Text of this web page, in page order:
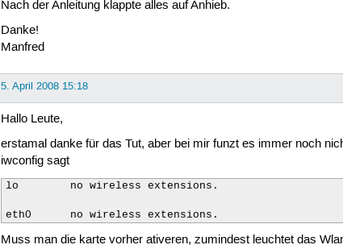
Nach der Anleitung klappte alles auf Anhieb.
Danke!
Manfred
5. April 2008 15:18
Hallo Leute,
erstamal danke für das Tut, aber bei mir funzt es immer noch
iwconfig sagt
lo        no wireless extensions.
eth0      no wireless extensions.
Muss man die karte vorher ativeren, zumindest leuchtet das